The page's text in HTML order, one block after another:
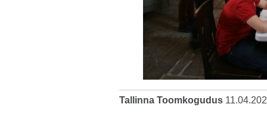
Tallinna Toomkogudus